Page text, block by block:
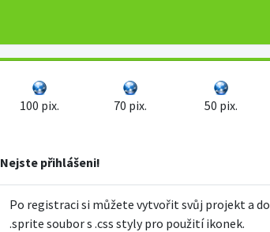
100 pix. 70 pix. 50 pix.
Nejste přihlášeni!
Po registraci si můžete vytvořit svůj projekt a
.sprite soubor s .css styly pro použití ikonek.